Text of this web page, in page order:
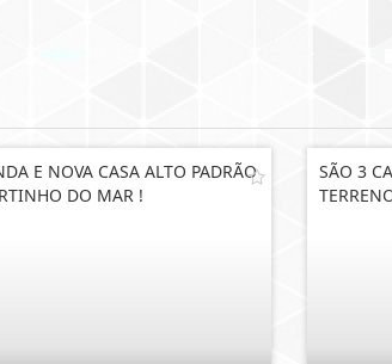
E NOVA CASA ALTO PADRÃO
DO MAR !
SÃO 3